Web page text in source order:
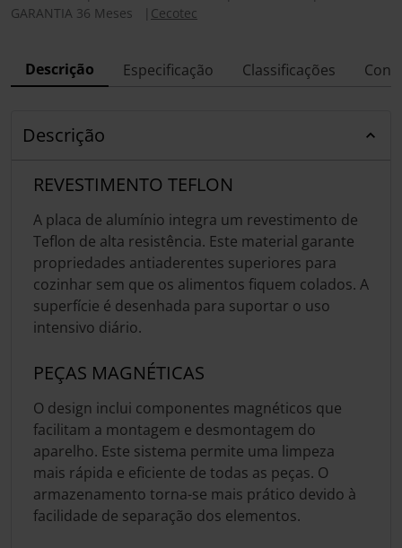
GARANTIA 36 Meses
Cecotec
Descrição Especificação Classificações
Descrição
REVESTIMENTO TEFLON
A placa de alumínio integra um revestimento de
Teflon de alta resistência. Este material garante
propriedades antiaderentes superiores para
cozinhar sem que os alimentos fiquem colados. A
superfície é desenhada para suportar o uso
intensivo diário.
PEÇAS MAGNÉTICAS
O design inclui componentes magnéticos que
facilitam a montagem e desmontagem do
aparelho. Este sistema permite uma limpeza
mais rápida e eficiente de todas as peças. O
armazenamento torna-se mais prático devido à
facilidade de separação dos elementos.